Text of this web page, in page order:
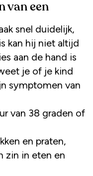
van een
snel duidelijk,
kan hij niet altijd
aan de hand is
je of je kind
symptomen van
van 38 graden of
en praten,
zin in eten en